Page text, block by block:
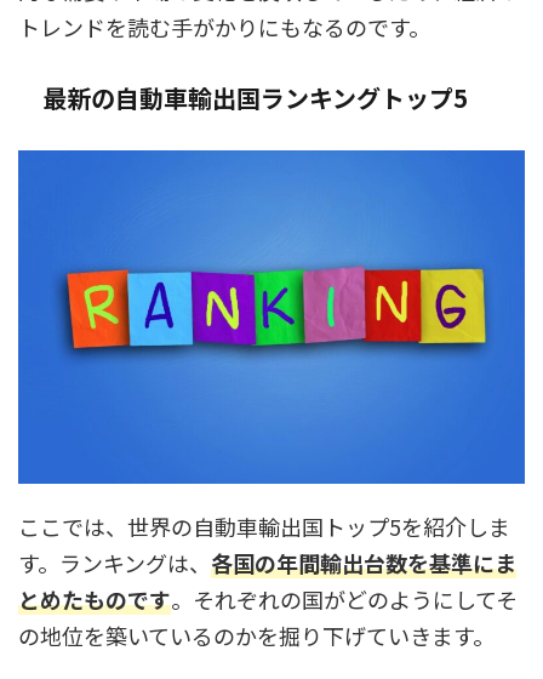
トレンドを読む手がかりにもなるのです。
最新の自動車輸出国ランキングトップ5
ここでは、世界の自動車輸出国トップ5を紹介しま
す。ランキングは、 各国の年間輸出台数を基準にま
とめたものです。それぞれの国がどのようにしてそ
の地位を築いているのかを掘り下げていきます。